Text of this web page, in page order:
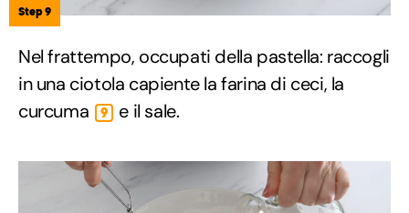
Step 9
Nel frattempo, occupati della pastella: raccogli
in una ciotola capiente la farina di ceci, la
curcuma
9 e il sale.